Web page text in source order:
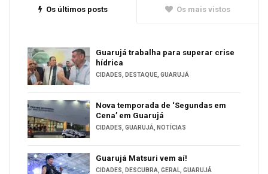
Os últimos posts Os mais vistos
Guarujá trabalha para superar crise
hídrica
CIDADES DESTAQUE GUARUJÁ
Nova temporada de ‘Segundas em
Cena’ em Guarujá
CIDADES GUARUJÁ NOTÍCIAS
Guarujá Matsuri vem aí!
CIDADES DESCUBRA GERAL GUARUJÁ